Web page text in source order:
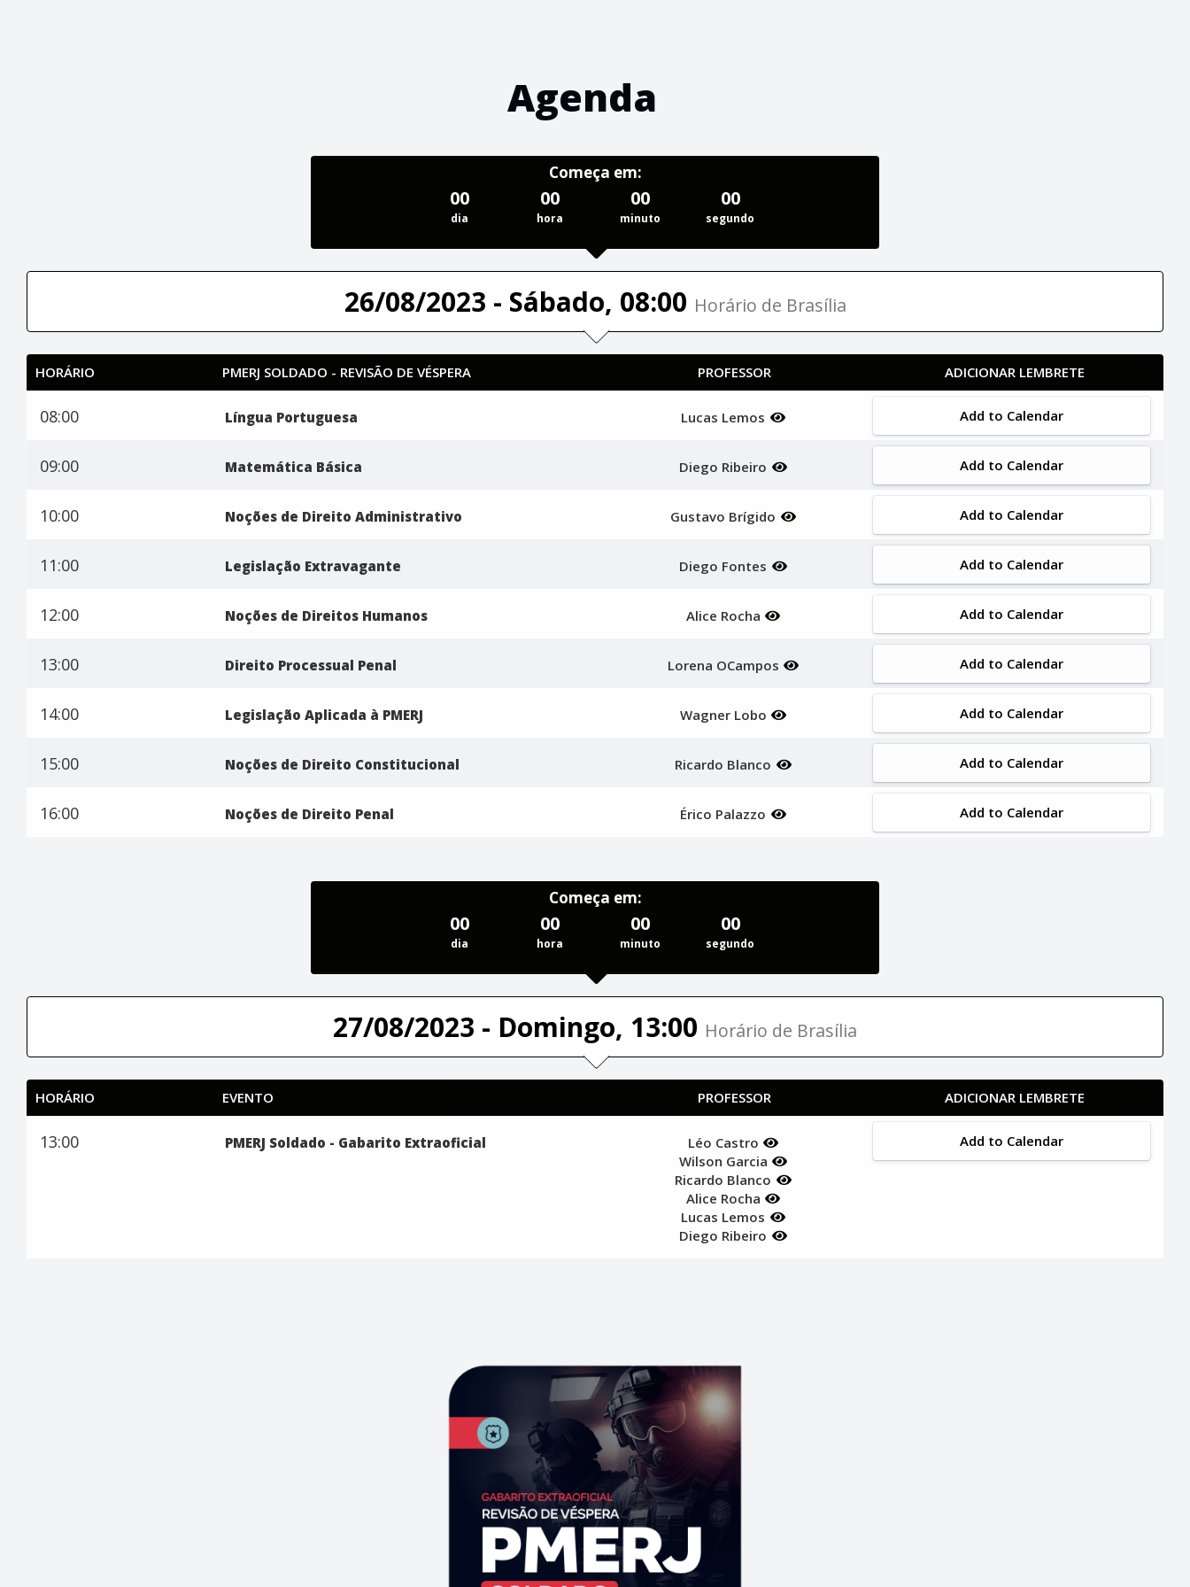
Agenda
Começa em:
00
dia
00
hora
00
minuto
00
segundo
26/08/2023 - Sábado, 08:00 Horário de Brasília
HORÁRIO PMERJ SOLDADO - REVISÃO DE VÉSPERA PROFESSOR ADICIONAR LEMBRETE
08:00 Língua Portuguesa Lucas Lemos Add to Calendar
09:00 Matemática Básica Diego Ribeiro Add to Calendar
10:00 Noções de Direito Administrativo Gustavo Brígido Add to Calendar
11:00 Legislação Extravagante Diego Fontes Add to Calendar
12:00 Noções de Direitos Humanos Alice Rocha Add to Calendar
13:00 Direito Processual Penal Lorena OCampos Add to Calendar
14:00 Legislação Aplicada à PMERJ Wagner Lobo Add to Calendar
15:00 Noções de Direito Constitucional Ricardo Blanco Add to Calendar
16:00 Noções de Direito Penal Érico Palazzo Add to Calendar
Começa em:
00
dia
00
hora
00
minuto
00
segundo
27/08/2023 - Domingo, 13:00 Horário de Brasília
HORÁRIO EVENTO PROFESSOR ADICIONAR LEMBRETE
13:00 PMERJ Soldado - Gabarito Extraoficial
Léo Castro
Wilson Garcia
Ricardo Blanco
Alice Rocha
Lucas Lemos
Diego Ribeiro
Add to Calendar